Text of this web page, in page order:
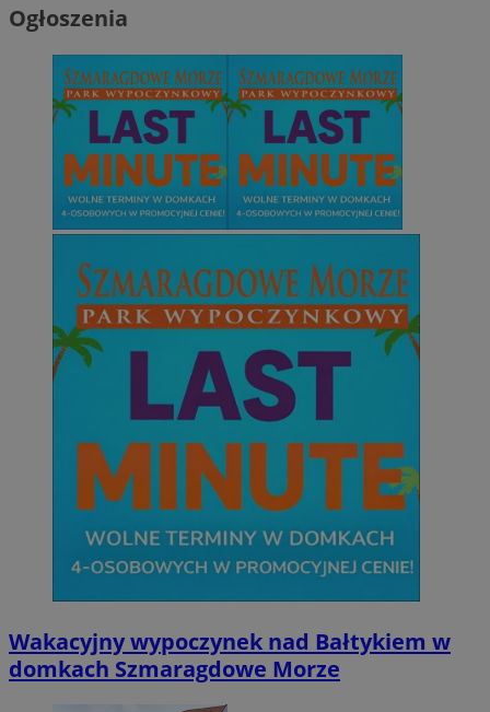
Ogłoszenia
Wakacyjny wypoczynek nad Bałtykiem w
domkach Szmaragdowe Morze